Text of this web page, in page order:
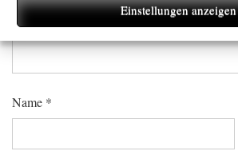
Einstellungen anzeigen
Name *